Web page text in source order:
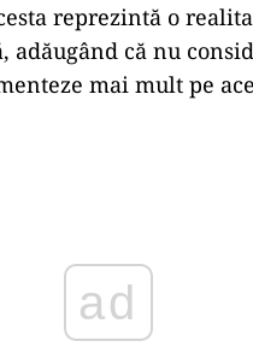
reprezintă o
adăugând că nu
mai mult pe